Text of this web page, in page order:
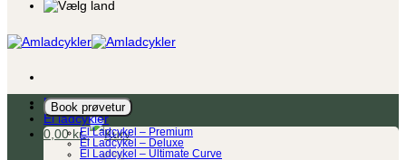
Book prøvetur
0,00kr.
Ladcykel
El ladcykler
El Ladcykel – Premium
El Ladcykel – Deluxe
El Ladcykel – Ultimate Curve